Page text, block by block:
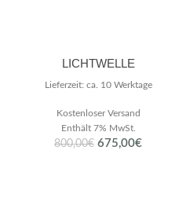
LICHTWELLE
800,00€ Ursprünglicher
675,00€Aktueller
Enthält 7% MwSt.
Kostenloser Versand
Lieferzeit: ca. 10 Werktage